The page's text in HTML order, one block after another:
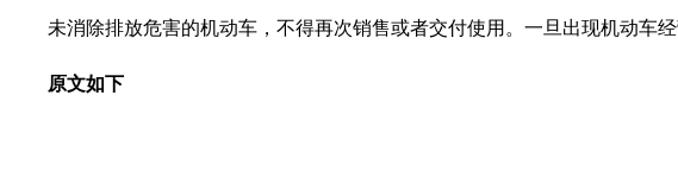
未消除排放危害的机动车，不得再次销售或者交付使用。一旦出现机动车
原文如下